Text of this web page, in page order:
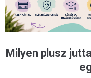
Milyen plusz